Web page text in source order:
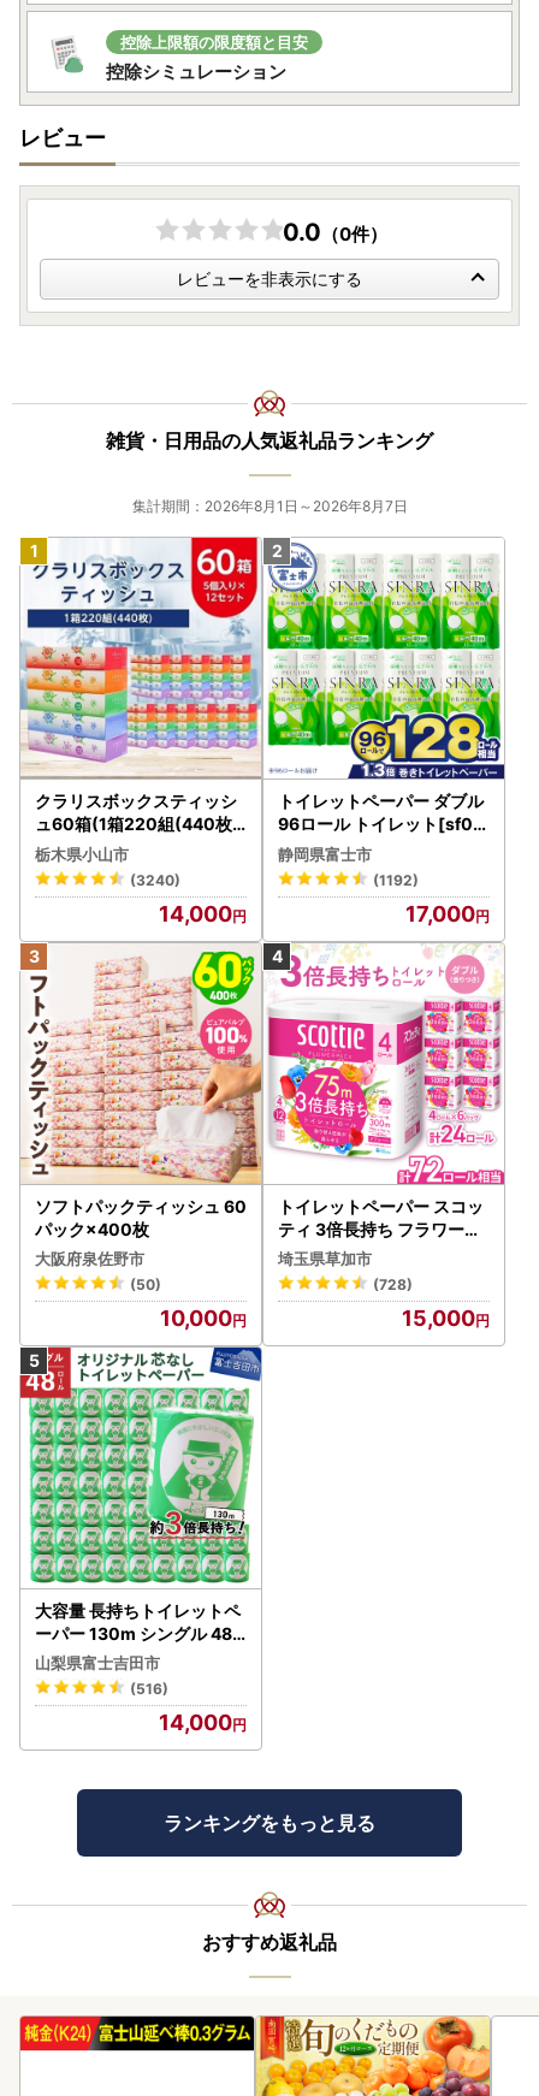
控除上限額の限度額と目安
控除シミュレーション
レビュー
0.0 （0件）
レビューを非表示にする
雑貨・日用品の人気返礼品ランキング
集計期間：2026年8月1日～2026年8月7日
クラリスボックスティッシ
ュ60箱(1箱220組(440枚))
(5個入り×12セット)【配送
不可地域：離島・沖縄県】
【1256759】
栃木県小山市
(3240)
14,000
トイレットペーパー ダブル
96ロール トイレット[sf00
1-012]
静岡県富士市
(1192)
17,000
ソフトパックティッシュ 60
パック×400枚
大阪府泉佐野市
(50)
10,000
トイレットペーパー スコッ
ティ 3倍長持ち フラワーパ
ック 4ロール×6P
埼玉県草加市
(728)
15,000
大容量 長持ちトイレットペ
ーパー 130m シングル 48R
芯なし 3倍巻 トイレット
山梨県富士吉田市
(516)
14,000
ランキングをもっと見る
おすすめ返礼品